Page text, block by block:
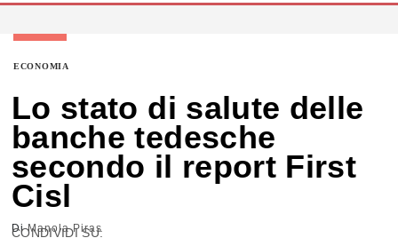
ECONOMIA
Lo stato di salute delle
banche tedesche
secondo il report First
Cisl
DiManola Piras
CONDIVIDI SU: